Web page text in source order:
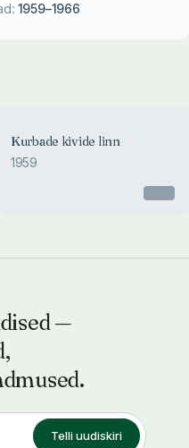
1959–1966
Kurbade kivide linn
1959
—
Telli uudiskiri